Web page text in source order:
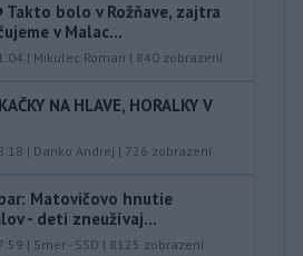
bolo v Rožňave, zajtra
v Malac...
| Mikulec Roman | 840 zobrazení
NA HLAVE, HORALKY V
| Danko Andrej | 726 zobrazení
Matovičovo hnutie
- deti zneužívaj...
| Smer - SSD | 8125 zobrazení